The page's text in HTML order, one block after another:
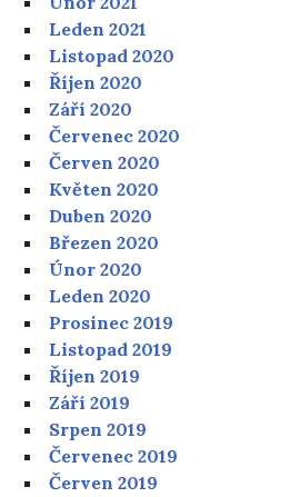
Leden 2021
Listopad 2020
Říjen 2020
Září 2020
Červenec 2020
Červen 2020
Květen 2020
Duben 2020
Březen 2020
Únor 2020
Leden 2020
Prosinec 2019
Listopad 2019
Říjen 2019
Září 2019
Srpen 2019
Červenec 2019
Červen 2019